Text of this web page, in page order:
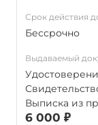
Срок действия
Бессрочно
Выдаваемый
Выписка из
6 000 ₽